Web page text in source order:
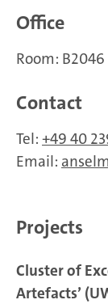
Office
Room: B2046
Contact
Tel: +49 40
Email:
Projects
Cluster of
Artefacts’